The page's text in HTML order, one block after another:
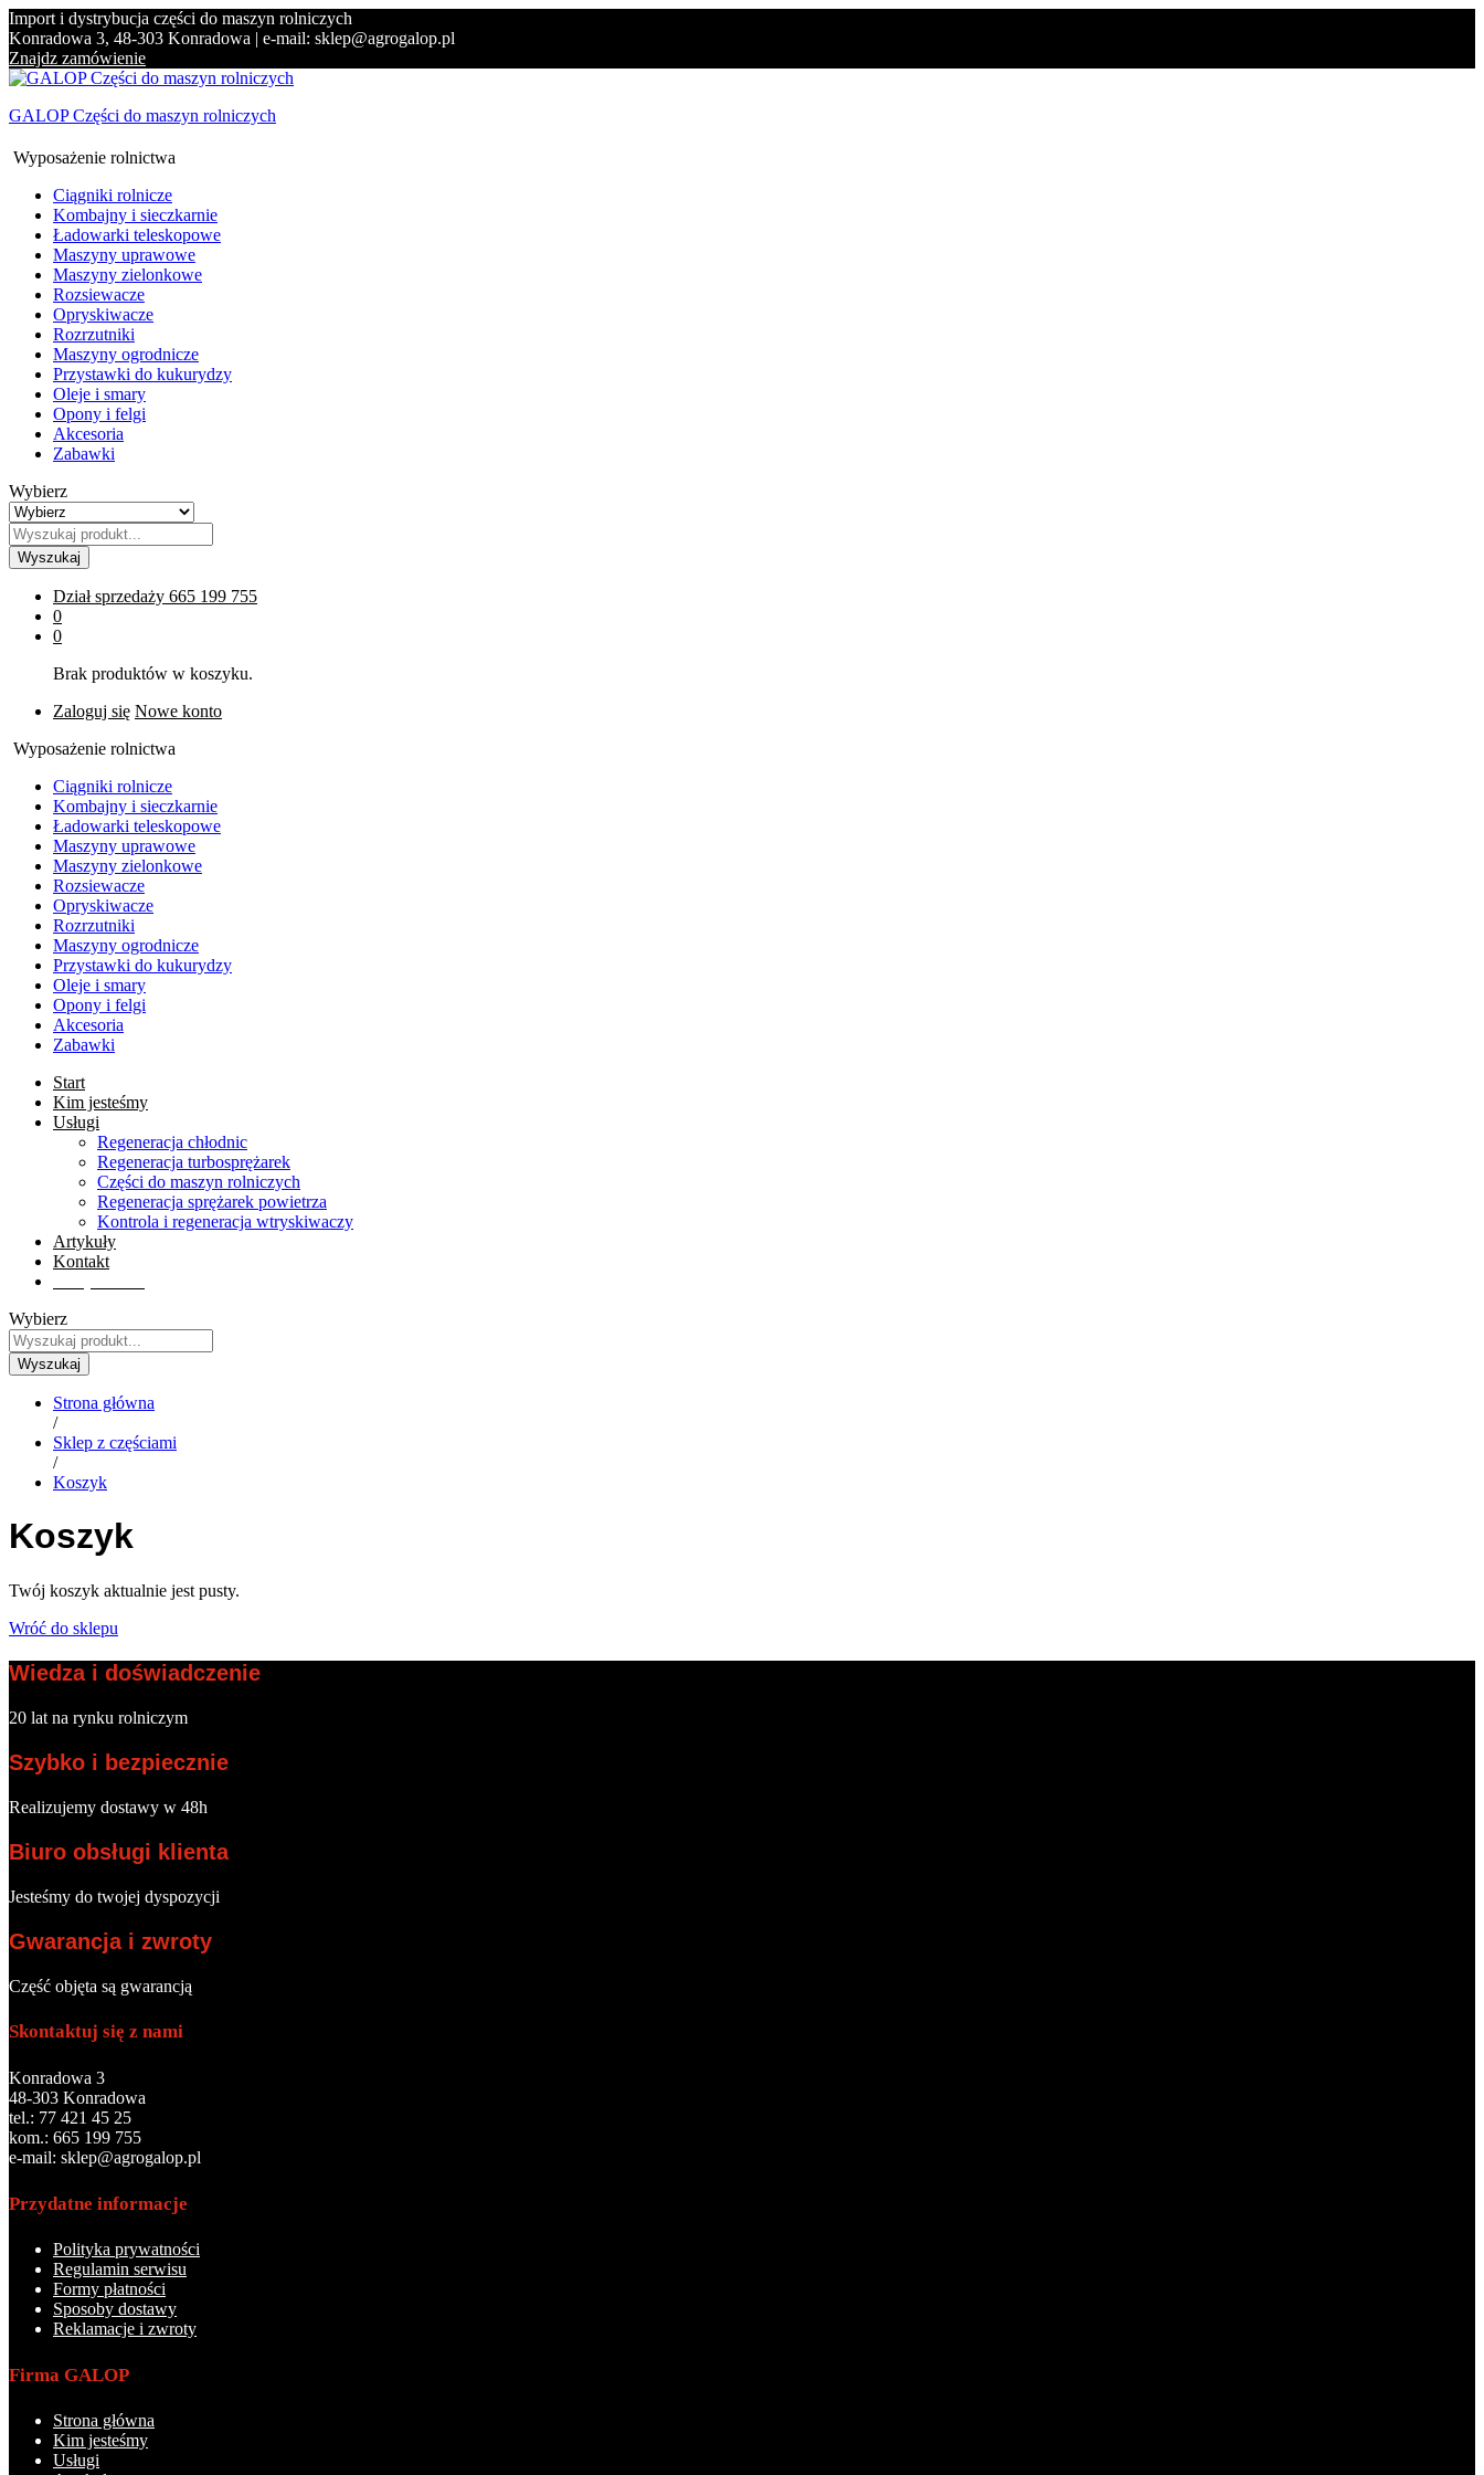
Import i dystrybucja części do maszyn rolniczych
Konradowa 3, 48-303 Konradowa | e-mail: sklep@agrogalop.pl
Znajdz zamówienie
GALOP Części do maszyn rolniczych
Wyposażenie rolnictwa
Ciągniki rolnicze
Kombajny i sieczkarnie
Ładowarki teleskopowe
Maszyny uprawowe
Maszyny zielonkowe
Rozsiewacze
Opryskiwacze
Rozrzutniki
Maszyny ogrodnicze
Przystawki do kukurydzy
Oleje i smary
Opony i felgi
Akcesoria
Zabawki
Wybierz
Wyszukaj
Dział sprzedaży 665 199 755
0
0
Brak produktów w koszyku.
Zaloguj się Nowe konto
Wyposażenie rolnictwa
Ciągniki rolnicze
Kombajny i sieczkarnie
Ładowarki teleskopowe
Maszyny uprawowe
Maszyny zielonkowe
Rozsiewacze
Opryskiwacze
Rozrzutniki
Maszyny ogrodnicze
Przystawki do kukurydzy
Oleje i smary
Opony i felgi
Akcesoria
Zabawki
Start
Kim jesteśmy
Usługi
Regeneracja chłodnic
Regeneracja turbosprężarek
Części do maszyn rolniczych
Regeneracja sprężarek powietrza
Kontrola i regeneracja wtryskiwaczy
Artykuły
Kontakt
Wybierz
Wyszukaj
Strona główna
/
Sklep z częściami
/
Koszyk
Koszyk
Twój koszyk aktualnie jest pusty.
Wróć do sklepu
Wiedza i doświadczenie
20 lat na rynku rolniczym
Szybko i bezpiecznie
Realizujemy dostawy w 48h
Biuro obsługi klienta
Jesteśmy do twojej dyspozycji
Gwarancja i zwroty
Część objęta są gwarancją
Skontaktuj się z nami
Konradowa 3
48-303 Konradowa
tel.: 77 421 45 25
kom.: 665 199 755
e-mail: sklep@agrogalop.pl
Przydatne informacje
Polityka prywatności
Regulamin serwisu
Formy płatności
Sposoby dostawy
Reklamacje i zwroty
Firma GALOP
Strona główna
Kim jesteśmy
Usługi